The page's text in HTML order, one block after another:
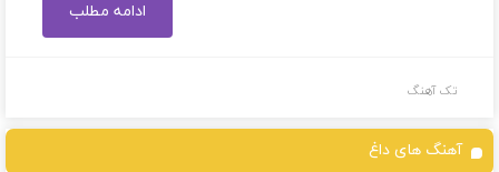
ادامه مطلب
تک آهنگ
آهنگ های داغ